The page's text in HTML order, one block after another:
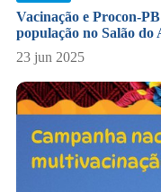
Vacinação e Procon-
população no Salão
23 jun 2025